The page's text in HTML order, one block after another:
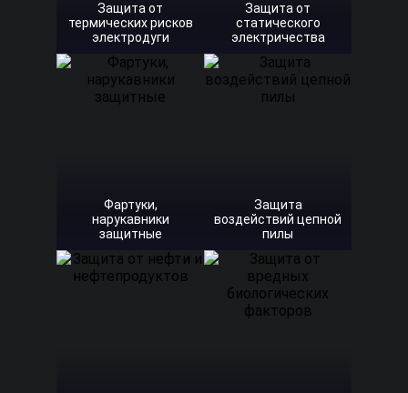
Защита от
термических рисков
электродуги
Защита от
статического
электричества
Фартуки,
нарукавники
защитные
Защита
воздействий цепной
пилы